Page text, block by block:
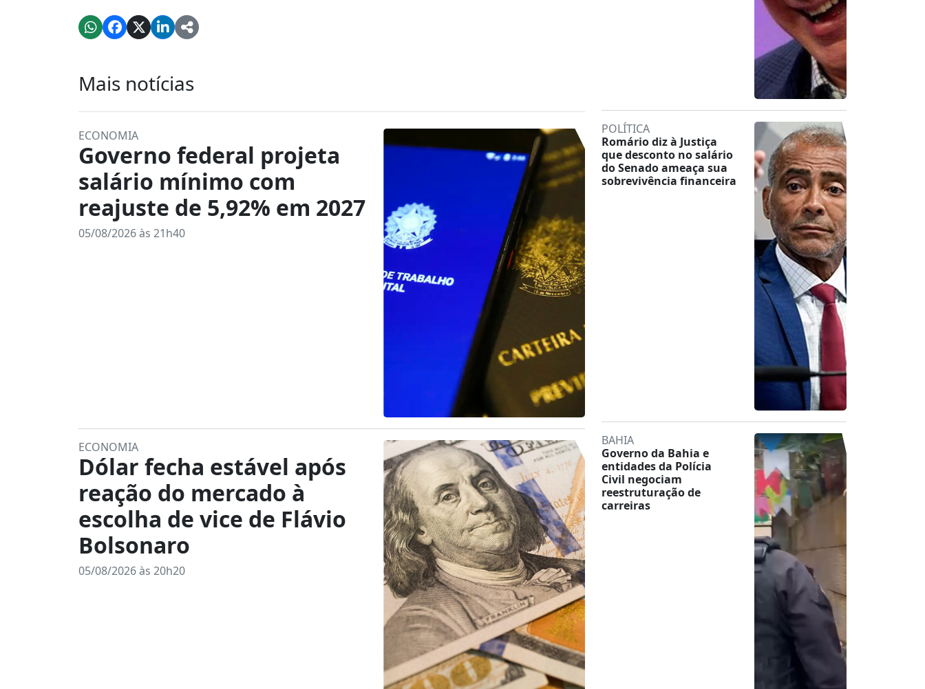
Mais notícias
ECONOMIA
Governo federal projeta
salário mínimo com
reajuste de 5,92% em 2027
05/08/2026 às 21h40
ECONOMIA
Dólar fecha estável após
reação do mercado à
escolha de vice de Flávio
Bolsonaro
05/08/2026 às 20h20
POLÍTICA
Romário diz à Justiça
que desconto no salário
do Senado ameaça sua
sobrevivência financeira
BAHIA
Governo da Bahia e
entidades da Polícia
Civil negociam
reestruturação de
carreiras